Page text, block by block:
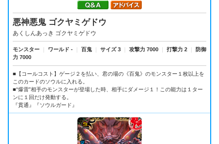
悪神悪鬼 ゴクヤミゲドウ
あくしんあっき ゴクヤミゲドウ
モンスター ワールド - 百鬼 サイズ 3 攻撃力 7000 打撃力 2
防御
力 7000
■【コールコスト】ゲージ２を払い、君の場の《百鬼》のモンスター１枚以上を
このカードのソウルに入れる。
■“爆雷”相手のモンスターが登場した時、相手にダメージ１！この能力は１ター
ンに１回だけ発動する。
『貫通』『ソウルガード』